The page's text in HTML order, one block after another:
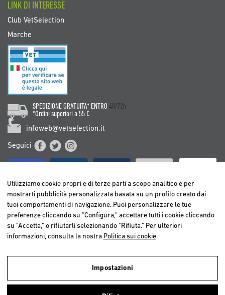
Utilizziamo cookies propri e di terze parti per realizzare analisi della
LINK DI INTERESSE
Club VetSelection
Marche
SPEDIZIONE GRATUITA* ENTRO 48/72h
*Ordini superiori a 55 €
infoweb@vetselection.it
Seguici
BELGIË / BELGIQUE
DEUTSCHLAND
ESPAÑA
ITALIA
NEDERLAND
ÖSTERREICH
Utilizziamo cookie propri e di terze parti a scopo analitico e per
mostrarti pubblicità personalizzata basata su un profilo creato dai
tuoi comportamenti di navigazione. Puoi personalizzare le tue
preferenze cliccando su "Configura," accettare tutti i cookie cliccando
su "Accetta," o rifiutarli selezionando "Rifiuta." Per ulteriori
informazioni, consulta la nostra Politica sui cookie.
Impostazioni